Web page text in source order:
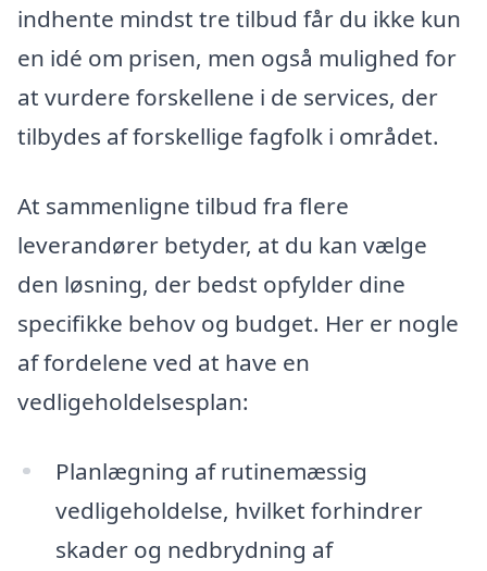
indhente mindst tre tilbud får du ikke kun
en idé om prisen, men også mulighed for
at vurdere forskellene i de services, der
tilbydes af forskellige fagfolk i området.
At sammenligne tilbud fra flere
leverandører betyder, at du kan vælge
den løsning, der bedst opfylder dine
specifikke behov og budget. Her er nogle
af fordelene ved at have en
vedligeholdelsesplan:
Planlægning af rutinemæssig
vedligeholdelse, hvilket forhindrer
skader og nedbrydning af